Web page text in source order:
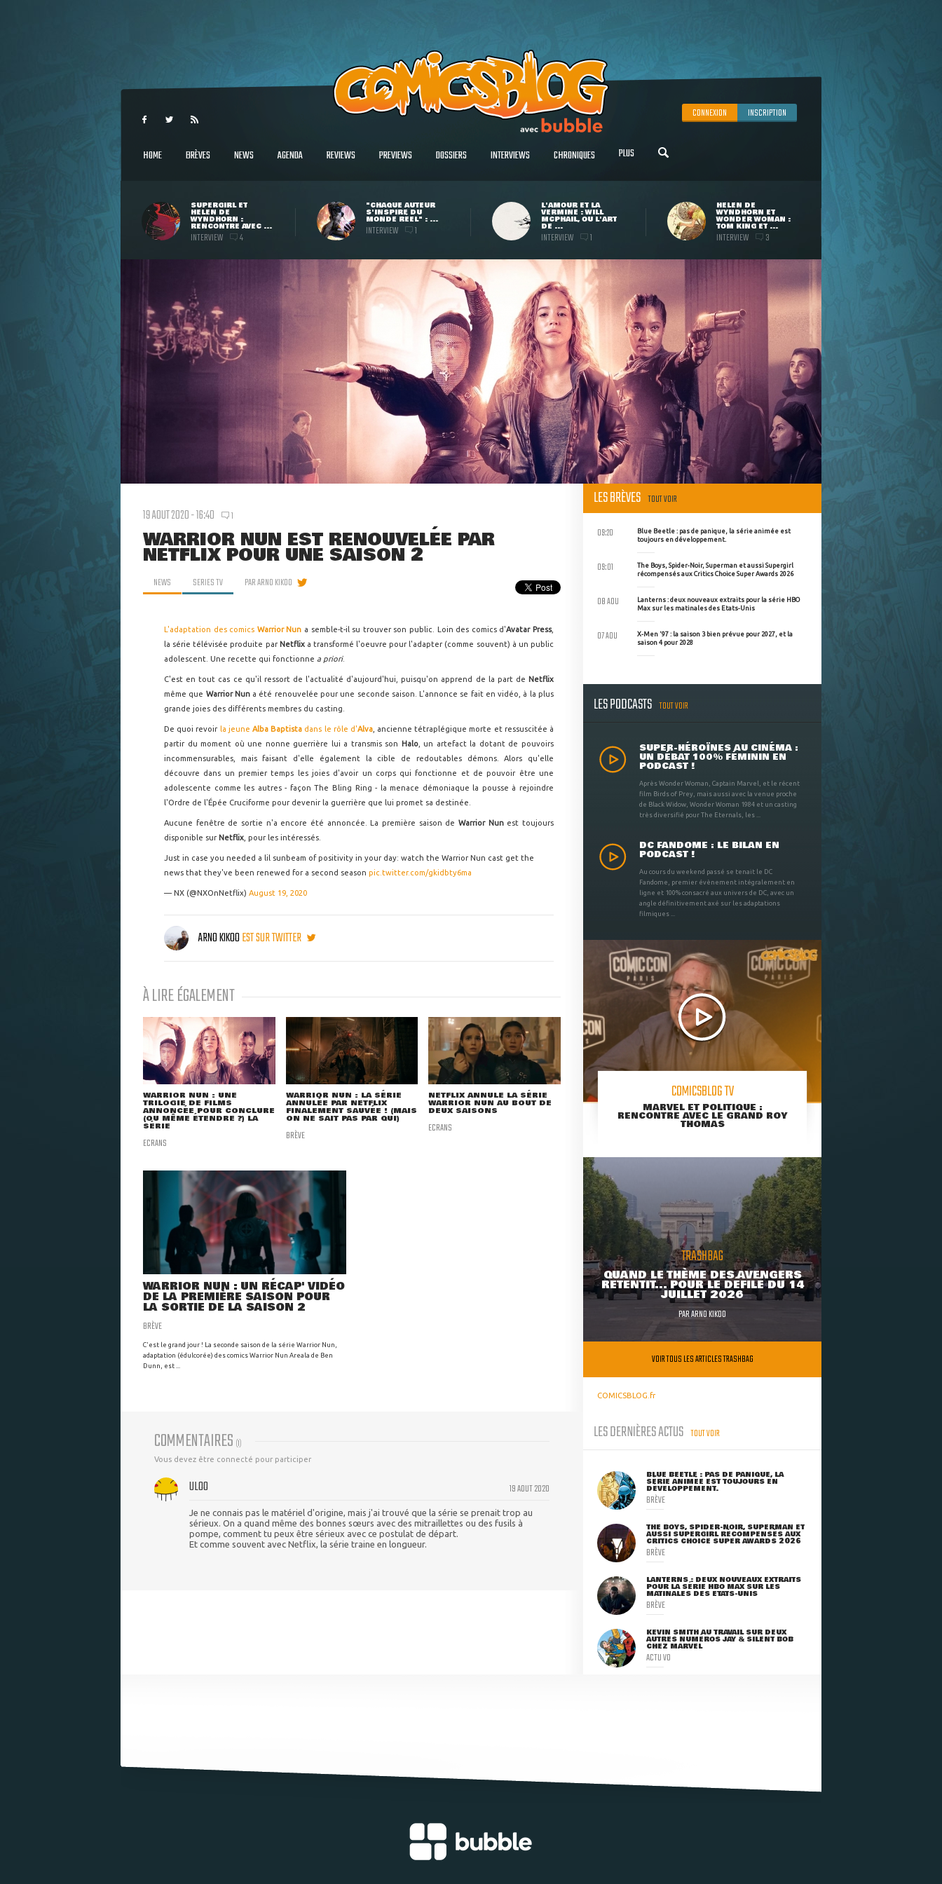
CONNEXION INSCRIPTION
HOME BRÈVES NEWS AGENDA REVIEWS PREVIEWS DOSSIERS INTERVIEWS CHRONIQUES PLUS
SUPERGIRL ET
HELEN DE
WYNDHORN :
RENCONTRE AVEC ...
INTERVIEW 4
"CHAQUE AUTEUR
S'INSPIRE DU
MONDE RÉEL" : ...
INTERVIEW 1
L'AMOUR ET LA
VERMINE : WILL
MCPHAIL, OU L'ART
DE ...
INTERVIEW 1
HELEN DE
WYNDHORN ET
WONDER WOMAN :
TOM KING ET ...
INTERVIEW 3
19 AOUT 2020 - 16:40 1
WARRIOR NUN EST RENOUVELÉE PAR
NETFLIX POUR UNE SAISON 2
NEWS SERIES TV PARARNO KIKOO
L'adaptation des comics Warrior Nun a semble-t-il su trouver son public. Loin des comics d'Avatar Press,
la série télévisée produite par Netflix a transformé l'oeuvre pour l'adapter (comme souvent) à un public
adolescent. Une recette qui fonctionne a priori.
C'est en tout cas ce qu'il ressort de l'actualité d'aujourd'hui, puisqu'on apprend de la part de Netflix
même que Warrior Nun a été renouvelée pour une seconde saison. L'annonce se fait en vidéo, à la plus
grande joies des différents membres du casting.
De quoi revoir la jeune Alba Baptista dans le rôle d'Alva, ancienne tétraplégique morte et ressuscitée à
partir du moment où une nonne guerrière lui a transmis son Halo, un artefact la dotant de pouvoirs
incommensurables, mais faisant d'elle également la cible de redoutables démons. Alors qu'elle
découvre dans un premier temps les joies d'avoir un corps qui fonctionne et de pouvoir être une
adolescente comme les autres - façon The Bling Ring - la menace démoniaque la pousse à rejoindre
l'Ordre de l'Épée Cruciforme pour devenir la guerrière que lui promet sa destinée.
Aucune fenêtre de sortie n'a encore été annoncée. La première saison de Warrior Nun est toujours
disponible sur Netflix , pour les intéressés.
Just in case you needed a lil sunbeam of positivity in your day: watch the Warrior Nun cast get the
news that they've been renewed for a second season pic.twitter.com/gkidbty6ma
— NX (@NXOnNetflix) August 19, 2020
ARNO KIKOOEST SUR TWITTER
À LIRE ÉGALEMENT
WARRIOR NUN : UNE
TRILOGIE DE FILMS
ANNONCÉE POUR CONCLURE
(OU MÊME ÉTENDRE ?) LA
SÉRIE
ECRANS
WARRIOR NUN : LA SÉRIE
ANNULÉE PAR NETFLIX
FINALEMENT SAUVÉE ! (MAIS
ON NE SAIT PAS PAR QUI)
BRÈVE
NETFLIX ANNULE LA SÉRIE
WARRIOR NUN AU BOUT DE
DEUX SAISONS
ECRANS
WARRIOR NUN : UN RÉCAP' VIDÉO
DE LA PREMIÈRE SAISON POUR
LA SORTIE DE LA SAISON 2
BRÈVE
C'est le grand jour ! La seconde saison de la série Warrior Nun,
adaptation (édulcorée) des comics Warrior Nun Areala de Ben
Dunn, est ...
COMMENTAIRES (1)
Vous devez être connecté pour participer
19 AOUT 2020
ULOO
Je ne connais pas le matériel d'origine, mais j'ai trouvé que la série se prenait trop au
sérieux. On a quand même des bonnes sœurs avec des mitraillettes ou des fusils à
pompe, comment tu peux être sérieux avec ce postulat de départ.
Et comme souvent avec Netflix, la série traine en longueur.
LES BRÈVES TOUT VOIR
Blue Beetle : pas de panique, la série animée est
toujours en développement.
09:20
The Boys, Spider-Noir, Superman et aussi Supergirl
récompensés aux Critics Choice Super Awards 2026
09:01
Lanterns : deux nouveaux extraits pour la série HBO
Max sur les matinales des Etats-Unis
08 AOU
X-Men '97 : la saison 3 bien prévue pour 2027, et la
saison 4 pour 2028
07 AOU
LES PODCASTS TOUT VOIR
SUPER-HÉROÏNES AU CINÉMA :
UN DÉBAT 100% FÉMININ EN
PODCAST !
Après Wonder Woman, Captain Marvel, et le récent
film Birds of Prey, mais aussi avec la venue proche
de Black Widow, Wonder Woman 1984 et un casting
très diversifié pour The Eternals, les ...
DC FANDOME : LE BILAN EN
PODCAST !
Au cours du weekend passé se tenait le DC
Fandome, premier évènement intégralement en
ligne et 100% consacré aux univers de DC, avec un
angle définitivement axé sur les adaptations
filmiques ...
COMICSBLOG TV
MARVEL ET POLITIQUE :
RENCONTRE AVEC LE GRAND ROY
THOMAS
TRASHBAG
QUAND LE THÈME DES AVENGERS
RETENTIT... POUR LE DÉFILÉ DU 14
JUILLET 2026
PARARNO KIKOO
VOIR TOUS LES ARTICLES TRASHBAG
COMICSBLOG.fr
LES DERNIÈRES ACTUS TOUT VOIR
BLUE BEETLE : PAS DE PANIQUE, LA
SÉRIE ANIMÉE EST TOUJOURS EN
DÉVELOPPEMENT.
BRÈVE
THE BOYS, SPIDER-NOIR, SUPERMAN ET
AUSSI SUPERGIRL RÉCOMPENSÉS AUX
CRITICS CHOICE SUPER AWARDS 2026
BRÈVE
LANTERNS : DEUX NOUVEAUX EXTRAITS
POUR LA SÉRIE HBO MAX SUR LES
MATINALES DES ETATS-UNIS
BRÈVE
KEVIN SMITH AU TRAVAIL SUR DEUX
AUTRES NUMÉROS JAY & SILENT BOB
CHEZ MARVEL
ACTU VO